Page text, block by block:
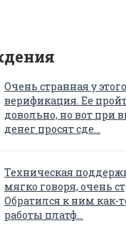
Очень странная у
верификация. Ее
довольно, но вот при
денег просят сде…
Техническая
мягко говоря, очень
Обратился к ним как-
работы платф…